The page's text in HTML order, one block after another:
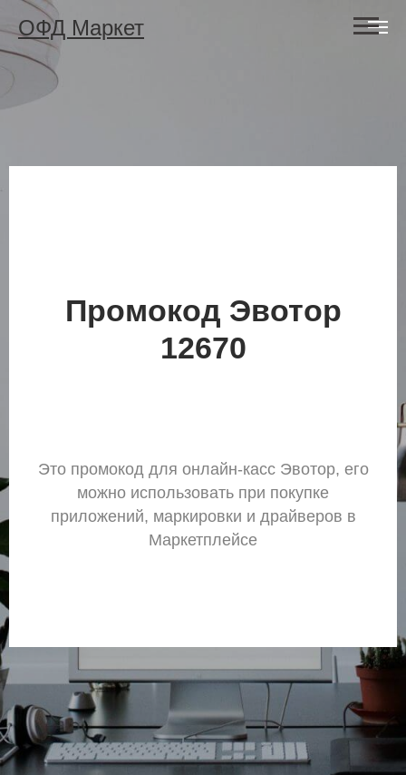
ОФД Маркет
Промокод Эвотор
12670
Это промокод для онлайн-касс Эвотор, его
можно использовать при покупке
приложений, маркировки и драйверов в
Маркетплейсе